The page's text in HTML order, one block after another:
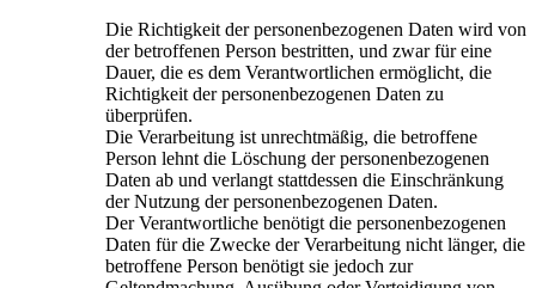
Die Richtigkeit der personenbezogenen Daten wird von
der betroffenen Person bestritten, und zwar für eine
Dauer, die es dem Verantwortlichen ermöglicht, die
Richtigkeit der personenbezogenen Daten zu
überprüfen.
Die Verarbeitung ist unrechtmäßig, die betroffene
Person lehnt die Löschung der personenbezogenen
Daten ab und verlangt stattdessen die Einschränkung
der Nutzung der personenbezogenen Daten.
Der Verantwortliche benötigt die personenbezogenen
Daten für die Zwecke der Verarbeitung nicht länger, die
betroffene Person benötigt sie jedoch zur